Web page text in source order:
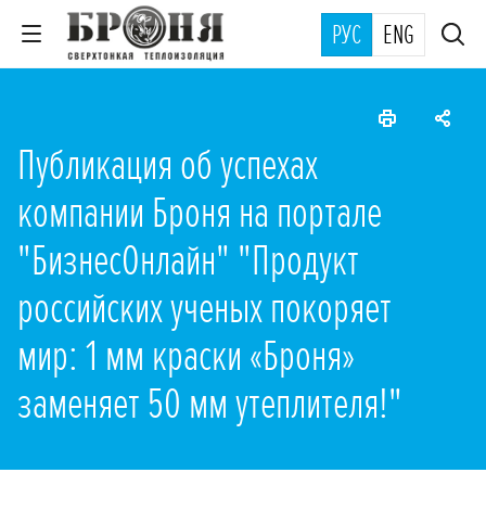
РУС ENG
Публикация об успехах
компании Броня на портале
"БизнесОнлайн" "Продукт
российских ученых покоряет
мир: 1 мм краски «Броня»
заменяет 50 мм утеплителя!"